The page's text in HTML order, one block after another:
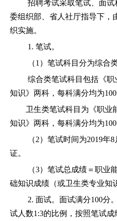
招聘考试采取笔试、面
委组织部、省人社厅指导下，
织实施。
1. 笔试。
（1）笔试科目分为综合
综合类笔试科目包括《
知识》两科，每科满分均为100
卫生类笔试科目为《职业
知识》两科，每科满分均为100
（2）笔试时间为2019年
证。
（3）笔试总成绩＝职业
础知识成绩（或卫生类专业知
2. 面试。面试满分100分
试人数1:3的比例，按照笔试